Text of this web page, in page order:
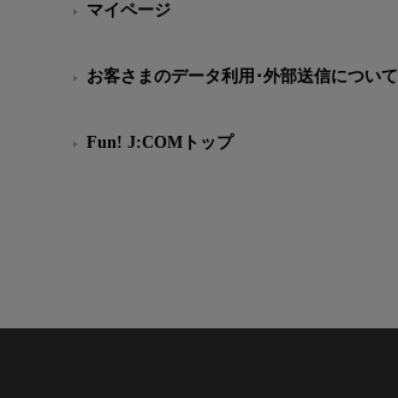
マイページ
お客さまのデータ利用･外部送信について
Fun! J:COMトップ